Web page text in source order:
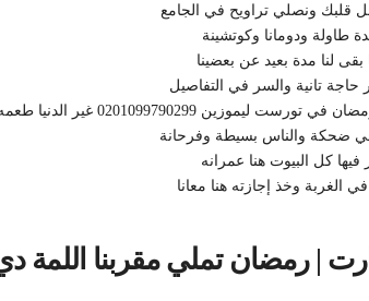
قلبك ونصلي تراويح في الجامع
طاولة ودومانا وكوتشينة
بقى لنا مدة بعيد عن بعضينا
تانية والسر في التفاصيل
0201099790299 غير الدنيا طعمه بطعم النيل
ضحكة والناس بسيطة وفرحانة
كل البيوت هنا عمرانه
الغربة وخذ إجازته هنا معانا
| رمضان تملي مقربنا اللمة